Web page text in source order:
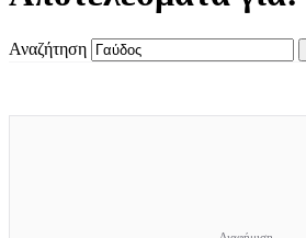
Αναζήτηση